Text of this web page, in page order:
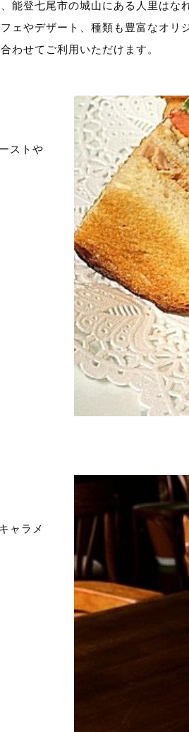
能登七尾市の城山にある人里は
ェやデザート、種類も豊富なオ
わせてご利用いただけます。
ストや
ャラメ